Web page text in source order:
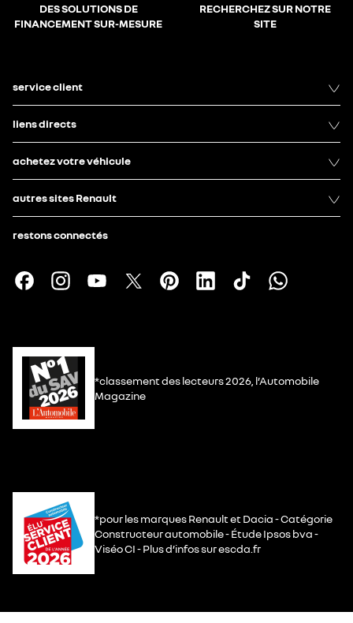
DES SOLUTIONS DE
FINANCEMENT SUR-MESURE
RECHERCHEZ SUR NOTRE
SITE
service client
liens directs
achetez votre véhicule
autres sites Renault
restons connectés
*classement des lecteurs 2026, l’Automobile
Magazine
*pour les marques Renault et Dacia - Catégorie
Constructeur automobile - Étude Ipsos bva -
Viséo CI - Plus d’infos sur escda.fr